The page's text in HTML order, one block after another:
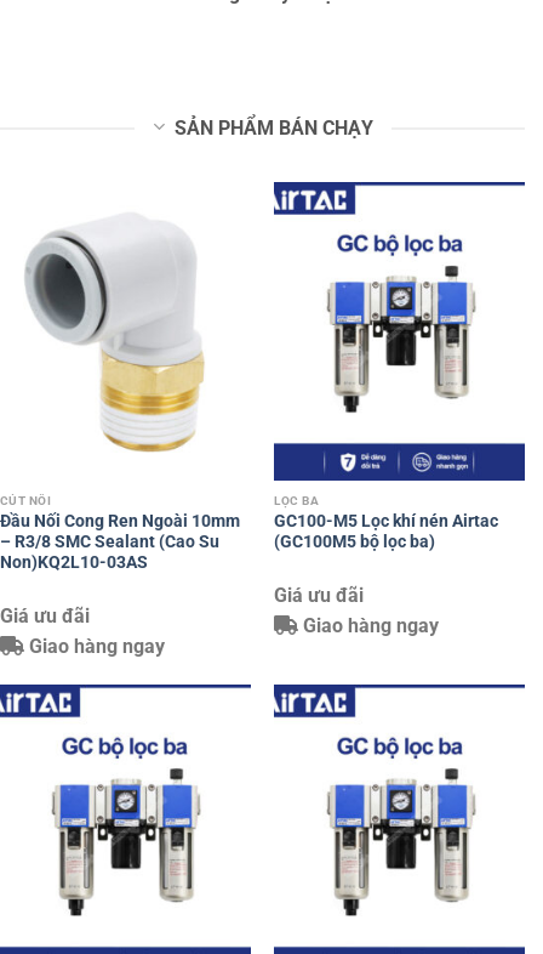
SẢN PHẨM BÁN CHẠY
CÚT NỐI
Đầu Nối Cong Ren Ngoài 10mm
– R3/8 SMC Sealant (Cao Su
Non)KQ2L10-03AS
Giá ưu đãi
Giao hàng ngay
LỌC BA
GC100-M5 Lọc khí nén Airtac
(GC100M5 bộ lọc ba)
Giá ưu đãi
Giao hàng ngay